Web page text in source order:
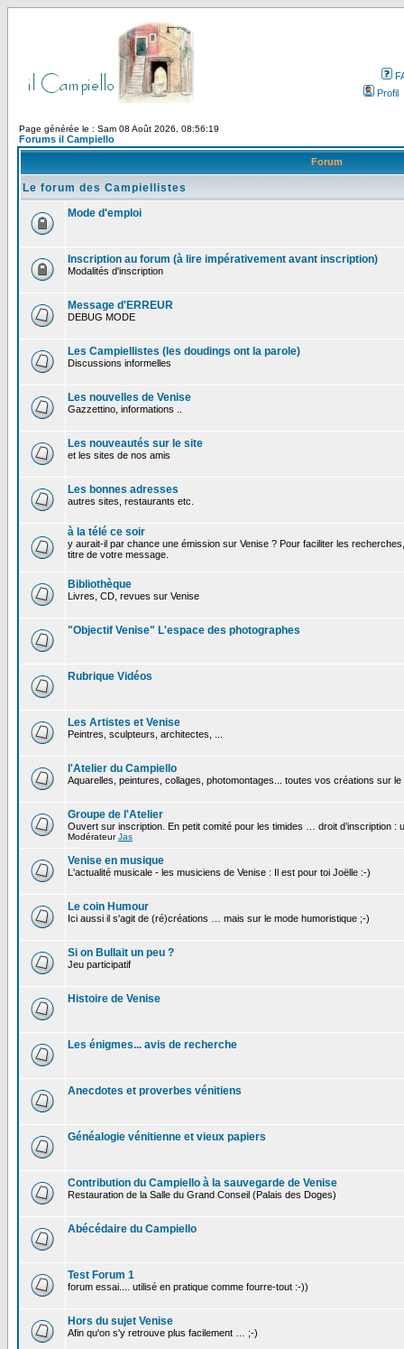
Profil
Page générée le : Sam 08 Août 2026, 08:56:19
Forums il Campiello
Forum
Le forum des Campiellistes
Mode d'emploi
Inscription au forum (à lire impérativement avant inscription)
Modalités d'inscription
Message d'ERREUR
DEBUG MODE
Les Campiellistes (les doudings ont la parole)
Discussions informelles
Les nouvelles de Venise
Gazzettino, informations ..
Les nouveautés sur le site
et les sites de nos amis
Les bonnes adresses
autres sites, restaurants etc.
à la télé ce soir
y aurait-il par chance une émission sur Venise ? Pour faciliter les
titre de votre message.
Bibliothèque
Livres, CD, revues sur Venise
"Objectif Venise" L'espace des photographes
Rubrique Vidéos
Les Artistes et Venise
Peintres, sculpteurs, architectes, ...
l'Atelier du Campiello
Aquarelles, peintures, collages, photomontages... toutes vos créations sur le
Groupe de l'Atelier
Ouvert sur inscription. En petit comité pour les timides … droit d’inscription :
ModérateurJas
Venise en musique
L'actualité musicale - les musiciens de Venise : Il est pour toi Joëlle :-)
Le coin Humour
Ici aussi il s'agit de (ré)créations … mais sur le mode humoristique ;-)
Si on Bullait un peu ?
Jeu participatif
Histoire de Venise
Les énigmes... avis de recherche
Anecdotes et proverbes vénitiens
Généalogie vénitienne et vieux papiers
Contribution du Campiello à la sauvegarde de Venise
Restauration de la Salle du Grand Conseil (Palais des Doges)
Abécédaire du Campiello
Test Forum 1
forum essai.... utilisé en pratique comme fourre-tout :-))
Hors du sujet Venise
Afin qu'on s'y retrouve plus facilement … ;-)